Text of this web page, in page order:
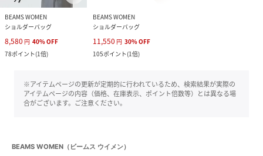
BEAMS WOMEN
ショルダーバッグ
8,580 円 40%OFF
78ポイント(1倍)
BEAMS WOMEN
ショルダーバッグ
11,550 円 30%OFF
105ポイント(1倍)
※アイテムページの更新が定期的に行われているため、検索結果が実際の
アイテムページの内容（価格、在庫表示、ポイント倍数等）とは異なる場
合がございます。ご注意ください。
BEAMS WOMEN（ビームス ウイメン）